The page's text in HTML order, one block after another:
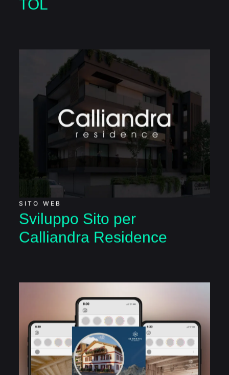
Sviluppo Sito per
Calliandra Residence
Sviluppo Sito per
Calliandra Residence
Gestione Social
Clematis Residence